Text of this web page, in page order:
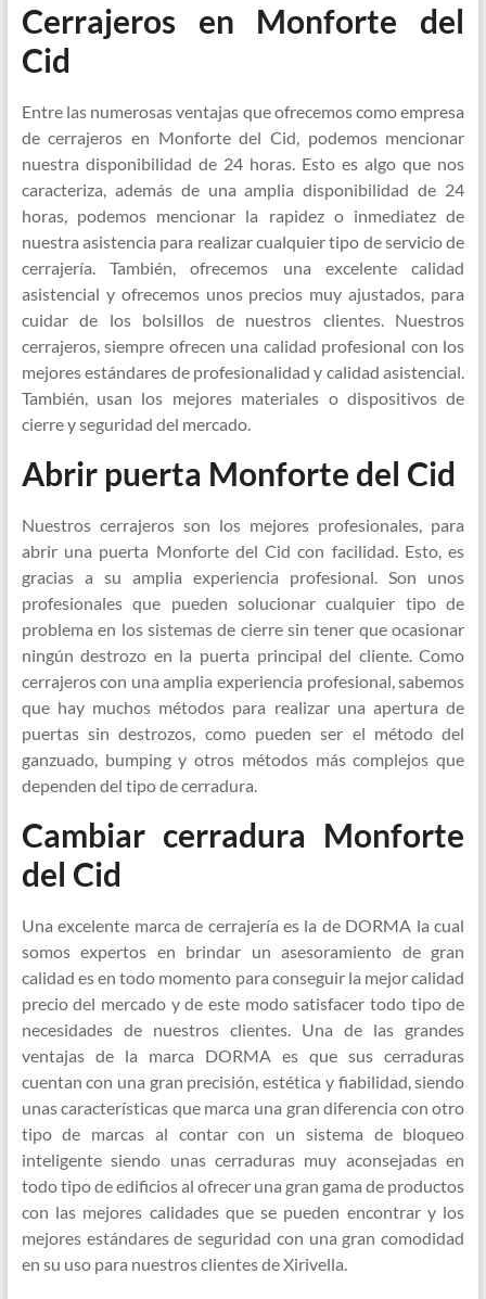
Cerrajeros en Monforte del
Cid
Entre las numerosas ventajas que ofrecemos como empresa
de cerrajeros en Monforte del Cid, podemos mencionar
nuestra disponibilidad de 24 horas. Esto es algo que nos
caracteriza, además de una amplia disponibilidad de 24
horas, podemos mencionar la rapidez o inmediatez de
nuestra asistencia para realizar cualquier tipo de servicio de
cerrajería. También, ofrecemos una excelente calidad
asistencial y ofrecemos unos precios muy ajustados, para
cuidar de los bolsillos de nuestros clientes. Nuestros
cerrajeros, siempre ofrecen una calidad profesional con los
mejores estándares de profesionalidad y calidad asistencial.
También, usan los mejores materiales o dispositivos de
cierre y seguridad del mercado.
Abrir puerta Monforte del Cid
Nuestros cerrajeros son los mejores profesionales, para
abrir una puerta Monforte del Cid con facilidad. Esto, es
gracias a su amplia experiencia profesional. Son unos
profesionales que pueden solucionar cualquier tipo de
problema en los sistemas de cierre sin tener que ocasionar
ningún destrozo en la puerta principal del cliente. Como
cerrajeros con una amplia experiencia profesional, sabemos
que hay muchos métodos para realizar una apertura de
puertas sin destrozos, como pueden ser el método del
ganzuado, bumping y otros métodos más complejos que
dependen del tipo de cerradura.
Cambiar cerradura Monforte
del Cid
Una excelente marca de cerrajería es la de DORMA la cual
somos expertos en brindar un asesoramiento de gran
calidad es en todo momento para conseguir la mejor calidad
precio del mercado y de este modo satisfacer todo tipo de
necesidades de nuestros clientes. Una de las grandes
ventajas de la marca DORMA es que sus cerraduras
cuentan con una gran precisión, estética y fiabilidad, siendo
unas características que marca una gran diferencia con otro
tipo de marcas al contar con un sistema de bloqueo
inteligente siendo unas cerraduras muy aconsejadas en
todo tipo de edificios al ofrecer una gran gama de productos
con las mejores calidades que se pueden encontrar y los
mejores estándares de seguridad con una gran comodidad
en su uso para nuestros clientes de Xirivella.